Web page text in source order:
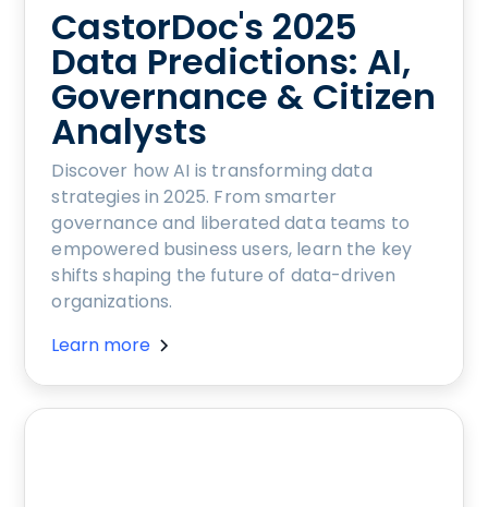
CastorDoc's 2025
Data Predictions: AI,
Governance & Citizen
Analysts
Discover how AI is transforming data
strategies in 2025. From smarter
governance and liberated data teams to
empowered business users, learn the key
shifts shaping the future of data-driven
organizations.
Learn more